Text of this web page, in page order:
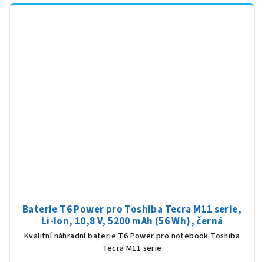
Baterie T6 Power pro Toshiba Tecra M11 serie,
Li-Ion, 10,8 V, 5200 mAh (56 Wh), černá
Kvalitní náhradní baterie T6 Power pro notebook Toshiba
Tecra M11 serie